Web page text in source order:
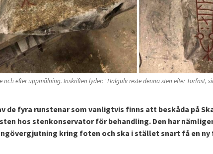
och efter uppmålning. Inskriften lyder: "Hälgulv reste denna sten efter Torfast,
de fyra runstenar som vanligtvis finns att beskåda på
hos stenkonservator för behandling. Den har
kring foten och ska i stället snart få en